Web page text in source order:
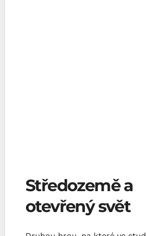
Středozemě a
otevřený svět